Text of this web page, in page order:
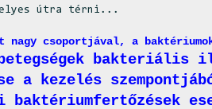
útra térni...
nagy csoportjával, a
bakteriális
a kezelés
baktériumfertőzések